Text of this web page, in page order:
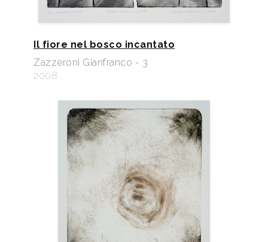
Il fiore nel bosco incantato
Zazzeroni Gianfranco - 3
2008